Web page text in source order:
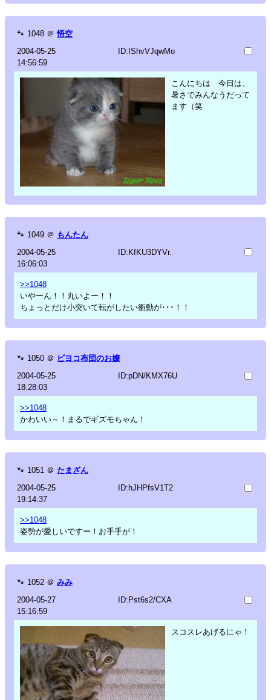
🐾 1048 ＠ 悟空
2004-05-25
14:56:59
ID:IShvVJqwMo
こんにちは 今日は、
暑さでみんなうだって
ます（笑
🐾 1049 ＠ もんたん
2004-05-25
16:06:03
ID:KfKU3DYVr.
>>1048
いやーん！！丸いよー！！
ちょっとだけ小突いて転がしたい衝動が･･･！！
🐾 1050 ＠ ピヨコ布団のお嬢
2004-05-25
18:28:03
ID:pDN/KMX76U
>>1048
かわいい～！まるでギズモちゃん！
🐾 1051 ＠ たまざん
2004-05-25
19:14:37
ID:hJHPfsV1T2
>>1048
姿勢が愛しいですー！お手手が！
🐾 1052 ＠ みみ
2004-05-27
15:16:59
ID:Pst6s2/CXA
スコスレあげるにゃ！